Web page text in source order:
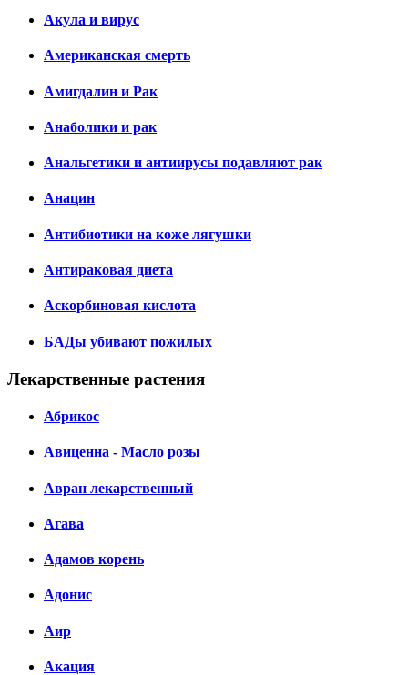
Акула и вирус
Американская смерть
Амигдалин и Рак
Анаболики и рак
Анальгетики и антиирусы подавляют рак
Анацин
Антибиотики на коже лягушки
Антираковая диета
Аскорбиновая кислота
БАДы убивают пожилых
Лекарственные растения
Абрикос
Авиценна - Масло розы
Авран лекарственный
Агава
Адамов корень
Адонис
Аир
Акация